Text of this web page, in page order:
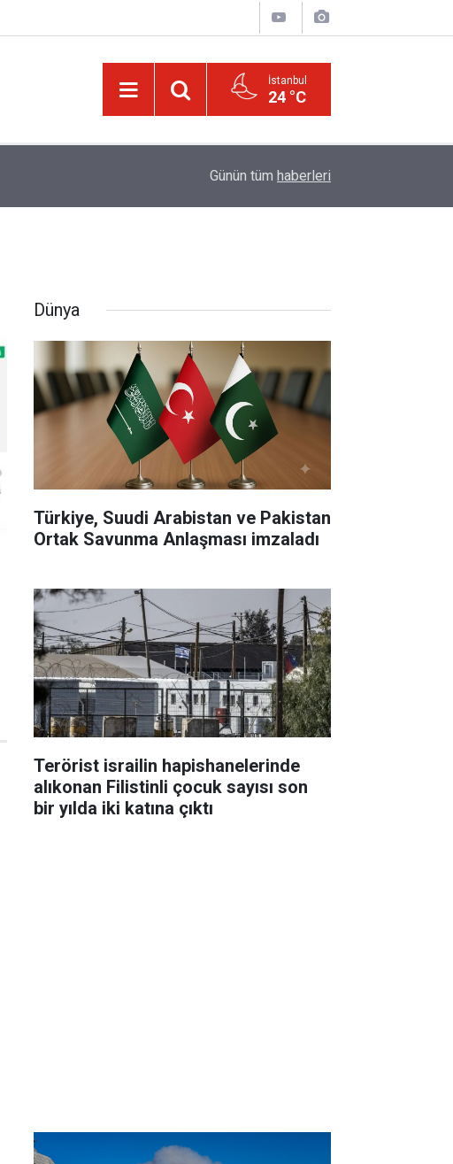
İstanbul
24 °C
Biyoloji profesörünün parmağının ucunda niçin
Günün tüm haberleri
Dünya
Türkiye, Suudi Arabistan ve Pakistan
Ortak Savunma Anlaşması imzaladı
Terörist israilin hapishanelerinde
alıkonan Filistinli çocuk sayısı son
bir yılda iki katına çıktı